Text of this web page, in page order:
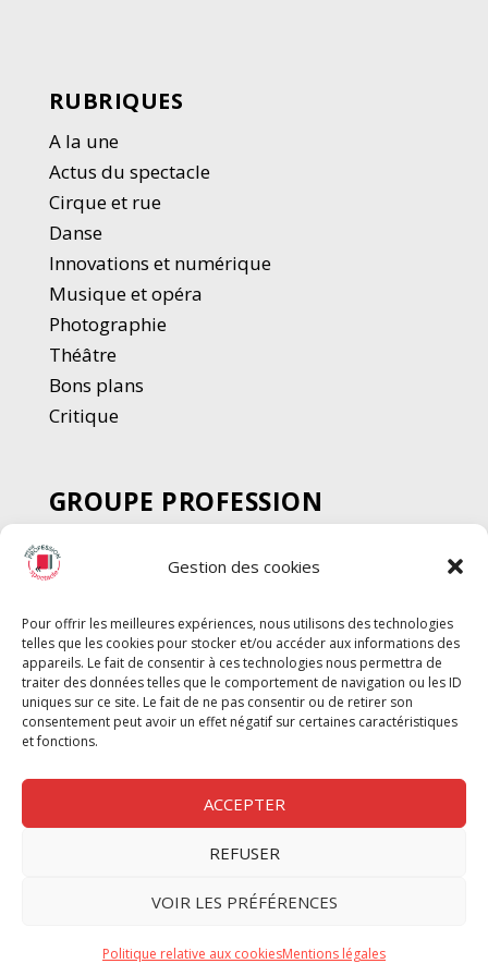
Gestion des cookies
Pour offrir les meilleures expériences, nous utilisons des technologies
telles que les cookies pour stocker et/ou accéder aux informations des
appareils. Le fait de consentir à ces technologies nous permettra de
traiter des données telles que le comportement de navigation ou les ID
uniques sur ce site. Le fait de ne pas consentir ou de retirer son
consentement peut avoir un effet négatif sur certaines caractéristiques
et fonctions.
ACCEPTER
REFUSER
VOIR LES PRÉFÉRENCES
Politique relative aux cookiesMentions légales
RUBRIQUES
A la une
Actus du spectacle
Cirque et rue
Danse
Innovations et numérique
Musique et opéra
Photographie
Théâtre
Bons plans
Critique
GROUPE PROFESSION
SPECTACLE
Chèque Intermittents
Chèque Compta
Chèque Emploi Spectacle
G-Pods
Profession Audio-visuel
Nous contacter